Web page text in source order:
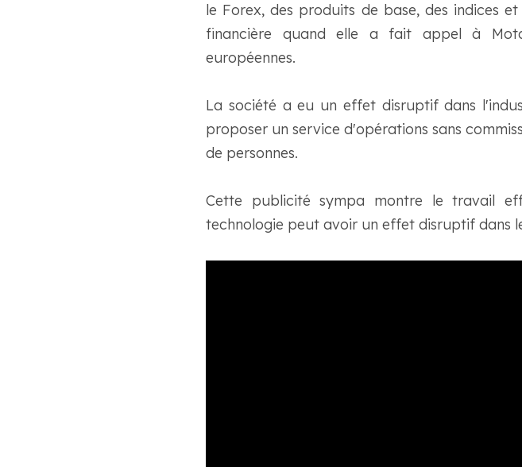
le Forex, des produits de base, des indices
financière quand elle a fait appel à
européennes.
La société a eu un effet disruptif dans
proposer un service d'opérations sans
de personnes.
Cette publicité sympa montre le travail
technologie peut avoir un effet disruptif dans